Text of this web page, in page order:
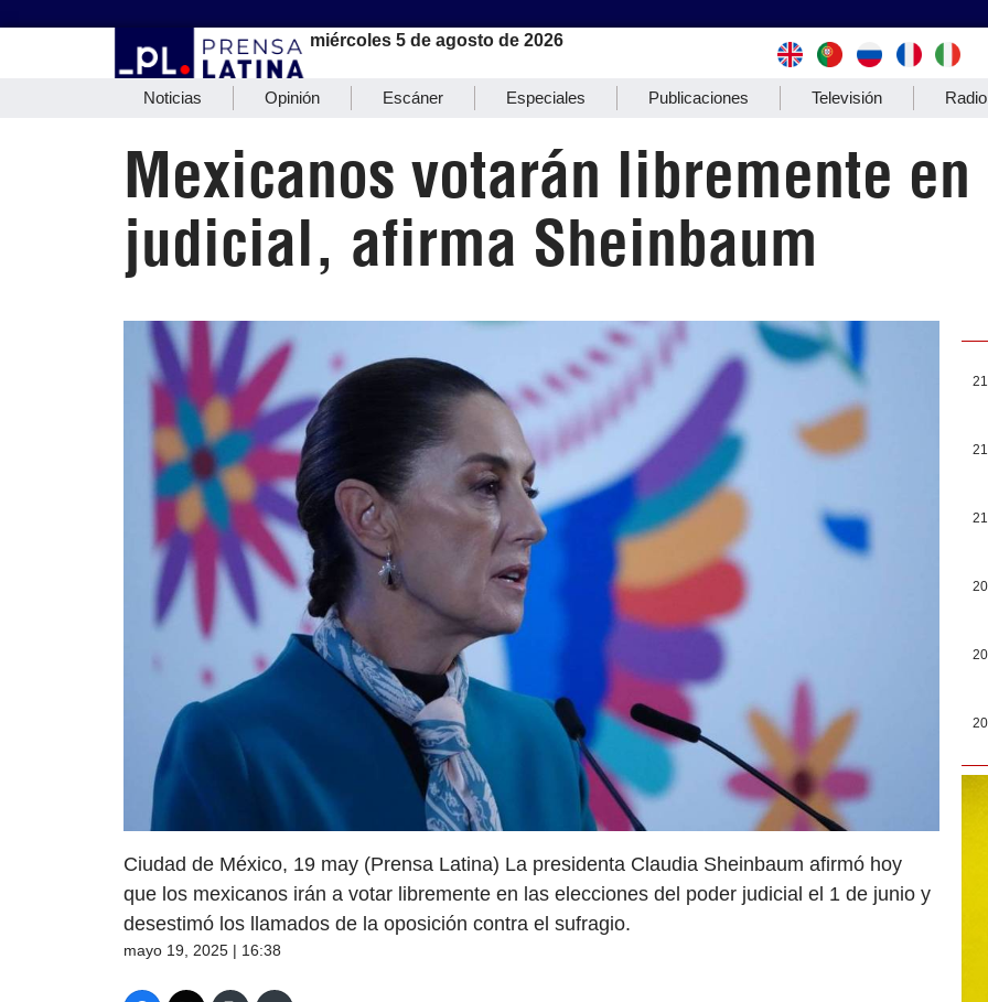
miércoles 5 de agosto de 2026
Noticias Opinión Escáner Especiales Publicaciones Televisión Radio
Mexicanos votarán libremente
judicial, afirma Sheinbaum
Ciudad de México, 19 may (Prensa Latina) La presidenta Claudia Sheinbaum afirmó hoy
que los mexicanos irán a votar libremente en las elecciones del poder judicial el 1 de junio y
desestimó los llamados de la oposición contra el sufragio.
mayo 19, 2025 | 16:38